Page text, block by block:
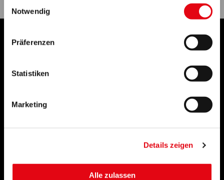
Notwendig
Präferenzen
Statistiken
Marketing
Details zeigen
Alle zulassen
Kontakt
SCHWEITZER BAUTECHNIK GmbH · Robert-Bosch-Straße 2 ·
Tel.033 23 4 885 09· Fax 033234 88535 ·info@schweitzer-
Sa nach Vereinbarung